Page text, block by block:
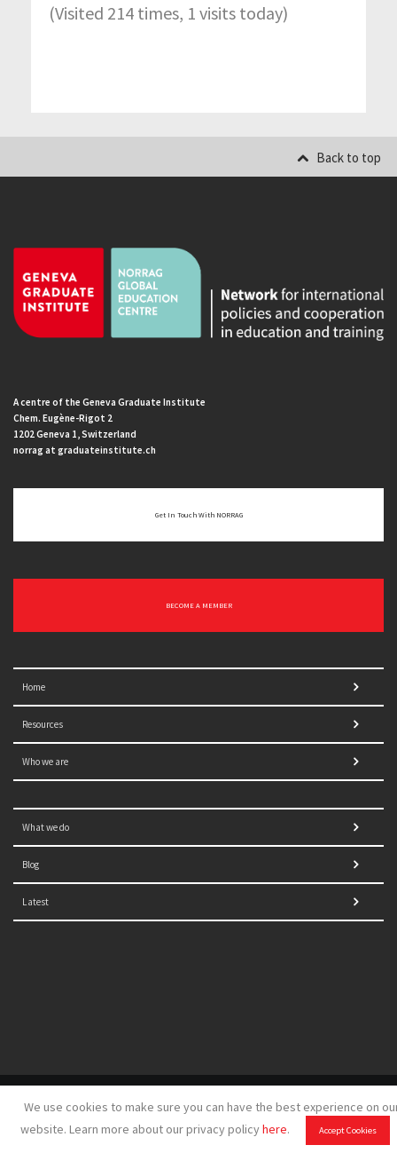
We use cookies to make sure you can have the best experience on
website. Learn more about our privacy policyhere. Accept Cookies
(Visited 214 times, 1 visits today)
Back to top
A centre of the Geneva Graduate Institute
Chem. Eugène-Rigot 2
1202 Geneva 1, Switzerland
norrag at graduateinstitute.ch
Get In Touch With NORRAG
BECOME A MEMBER
Home
Resources
Who we are
What we do
Blog
Latest
© 2021 NORRAG | The Graduate Institute, Geneva | Concept,
design and development byGSDH digital marketing
Disclaimer|Sitemap